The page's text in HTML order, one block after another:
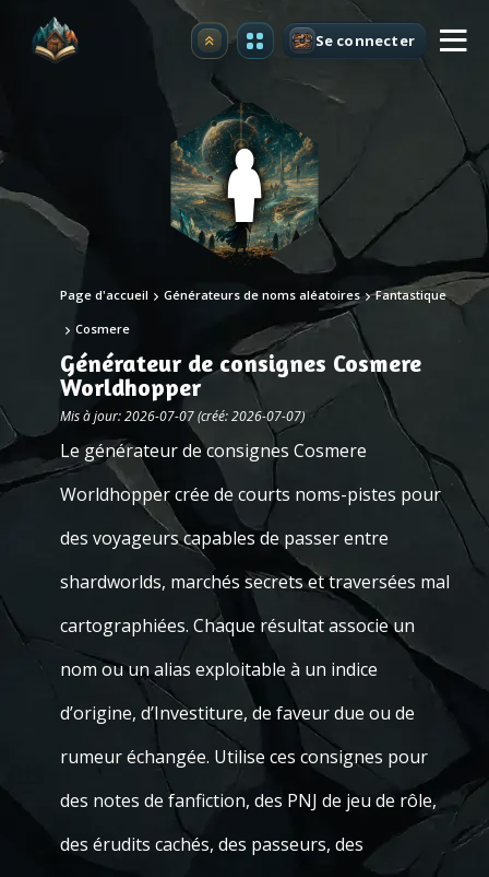
Premium Se connecter
Page d'accueil Générateurs de noms aléatoires Fantastique
Cosmere
Générateur de consignes Cosmere
Worldhopper
Mis à jour: 2026-07-07 (créé: 2026-07-07)
Le générateur de consignes Cosmere
Worldhopper crée de courts noms-pistes pour
des voyageurs capables de passer entre
shardworlds, marchés secrets et traversées mal
cartographiées. Chaque résultat associe un
nom ou un alias exploitable à un indice
d’origine, d’Investiture, de faveur due ou de
rumeur échangée. Utilise ces consignes pour
des notes de fanfiction, des PNJ de jeu de rôle,
des érudits cachés, des passeurs, des